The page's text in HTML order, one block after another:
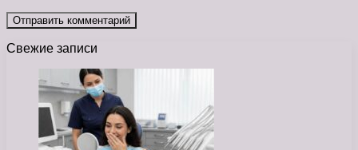
Свежие записи